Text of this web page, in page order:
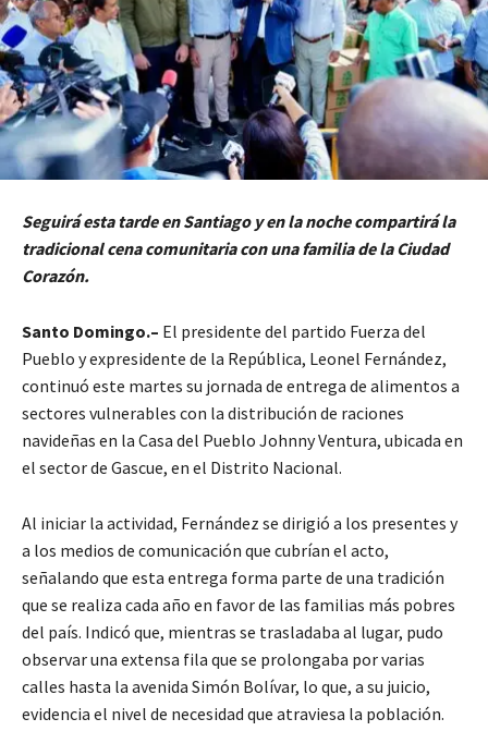
Seguirá esta tarde en Santiago y en la noche compartirá la
tradicional cena comunitaria con una familia de la Ciudad
Corazón.
Santo Domingo.– El presidente del partido Fuerza del
Pueblo y expresidente de la República, Leonel Fernández,
continuó este martes su jornada de entrega de alimentos a
sectores vulnerables con la distribución de raciones
navideñas en la Casa del Pueblo Johnny Ventura, ubicada en
el sector de Gascue, en el Distrito Nacional.
Al iniciar la actividad, Fernández se dirigió a los presentes y
a los medios de comunicación que cubrían el acto,
señalando que esta entrega forma parte de una tradición
que se realiza cada año en favor de las familias más pobres
del país. Indicó que, mientras se trasladaba al lugar, pudo
observar una extensa fila que se prolongaba por varias
calles hasta la avenida Simón Bolívar, lo que, a su juicio,
evidencia el nivel de necesidad que atraviesa la población.